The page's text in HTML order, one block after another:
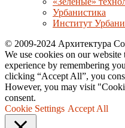
Урбанистика
Институт
© 2009-2024 Архитектура
We use cookies on our
experience by remembering
clicking “Accept All”, you
However, you may visit
consent.
Cookie Settings Accept All